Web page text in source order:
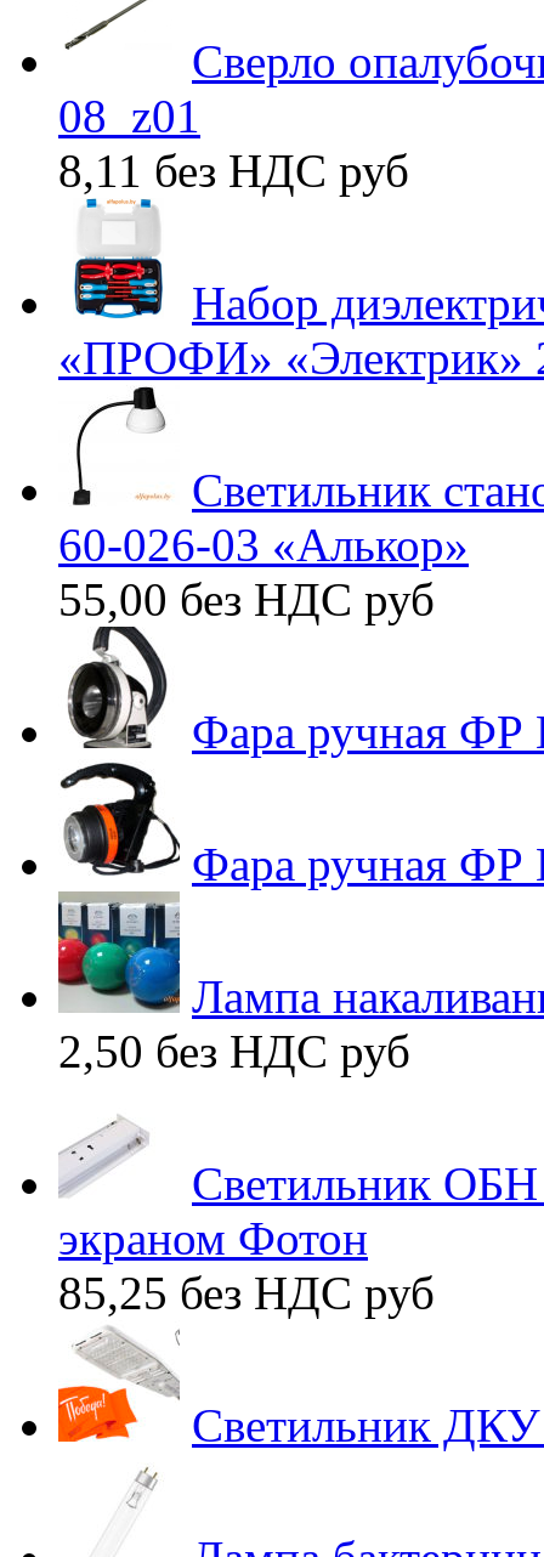
Сверло
08_z01
8,11 без НДС руб
Набор
«ПРОФИ» «Электрик»
Светильник
60-026-03 «Алькор»
55,00 без НДС руб
Фара ручная ФР
Фара ручная
Лампа
2,50 без НДС руб
Светильник
экраном Фотон
85,25 без НДС руб
Светильник